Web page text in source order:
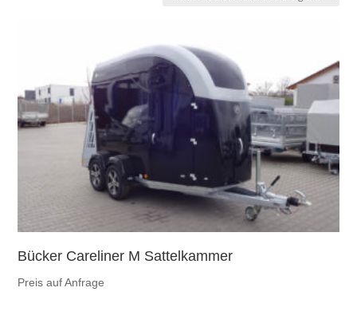
Bücker Careliner M Sattelkammer
Preis auf Anfrage